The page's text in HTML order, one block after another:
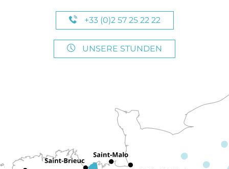
+33 (0)2 57 25 22 22
UNSERE STUNDEN